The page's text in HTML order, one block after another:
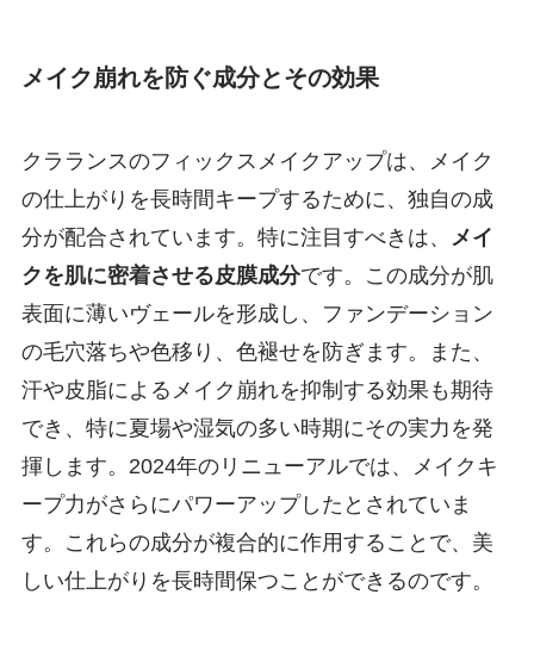
メイク崩れを防ぐ成分とその効果
クラランスのフィックスメイクアップは、メイク
の仕上がりを長時間キープするために、独自の成
分が配合されています。特に注目すべきは、
メイ
クを肌に密着させる皮膜成分です。この成分が肌
表面に薄いヴェールを形成し、ファンデーション
の毛穴落ちや色移り、色褪せを防ぎます。また、
汗や皮脂によるメイク崩れを抑制する効果も期待
でき、特に夏場や湿気の多い時期にその実力を発
揮します。2024年のリニューアルでは、メイクキ
ープ力がさらにパワーアップしたとされていま
す。これらの成分が複合的に作用することで、美
しい仕上がりを長時間保つことができるのです。